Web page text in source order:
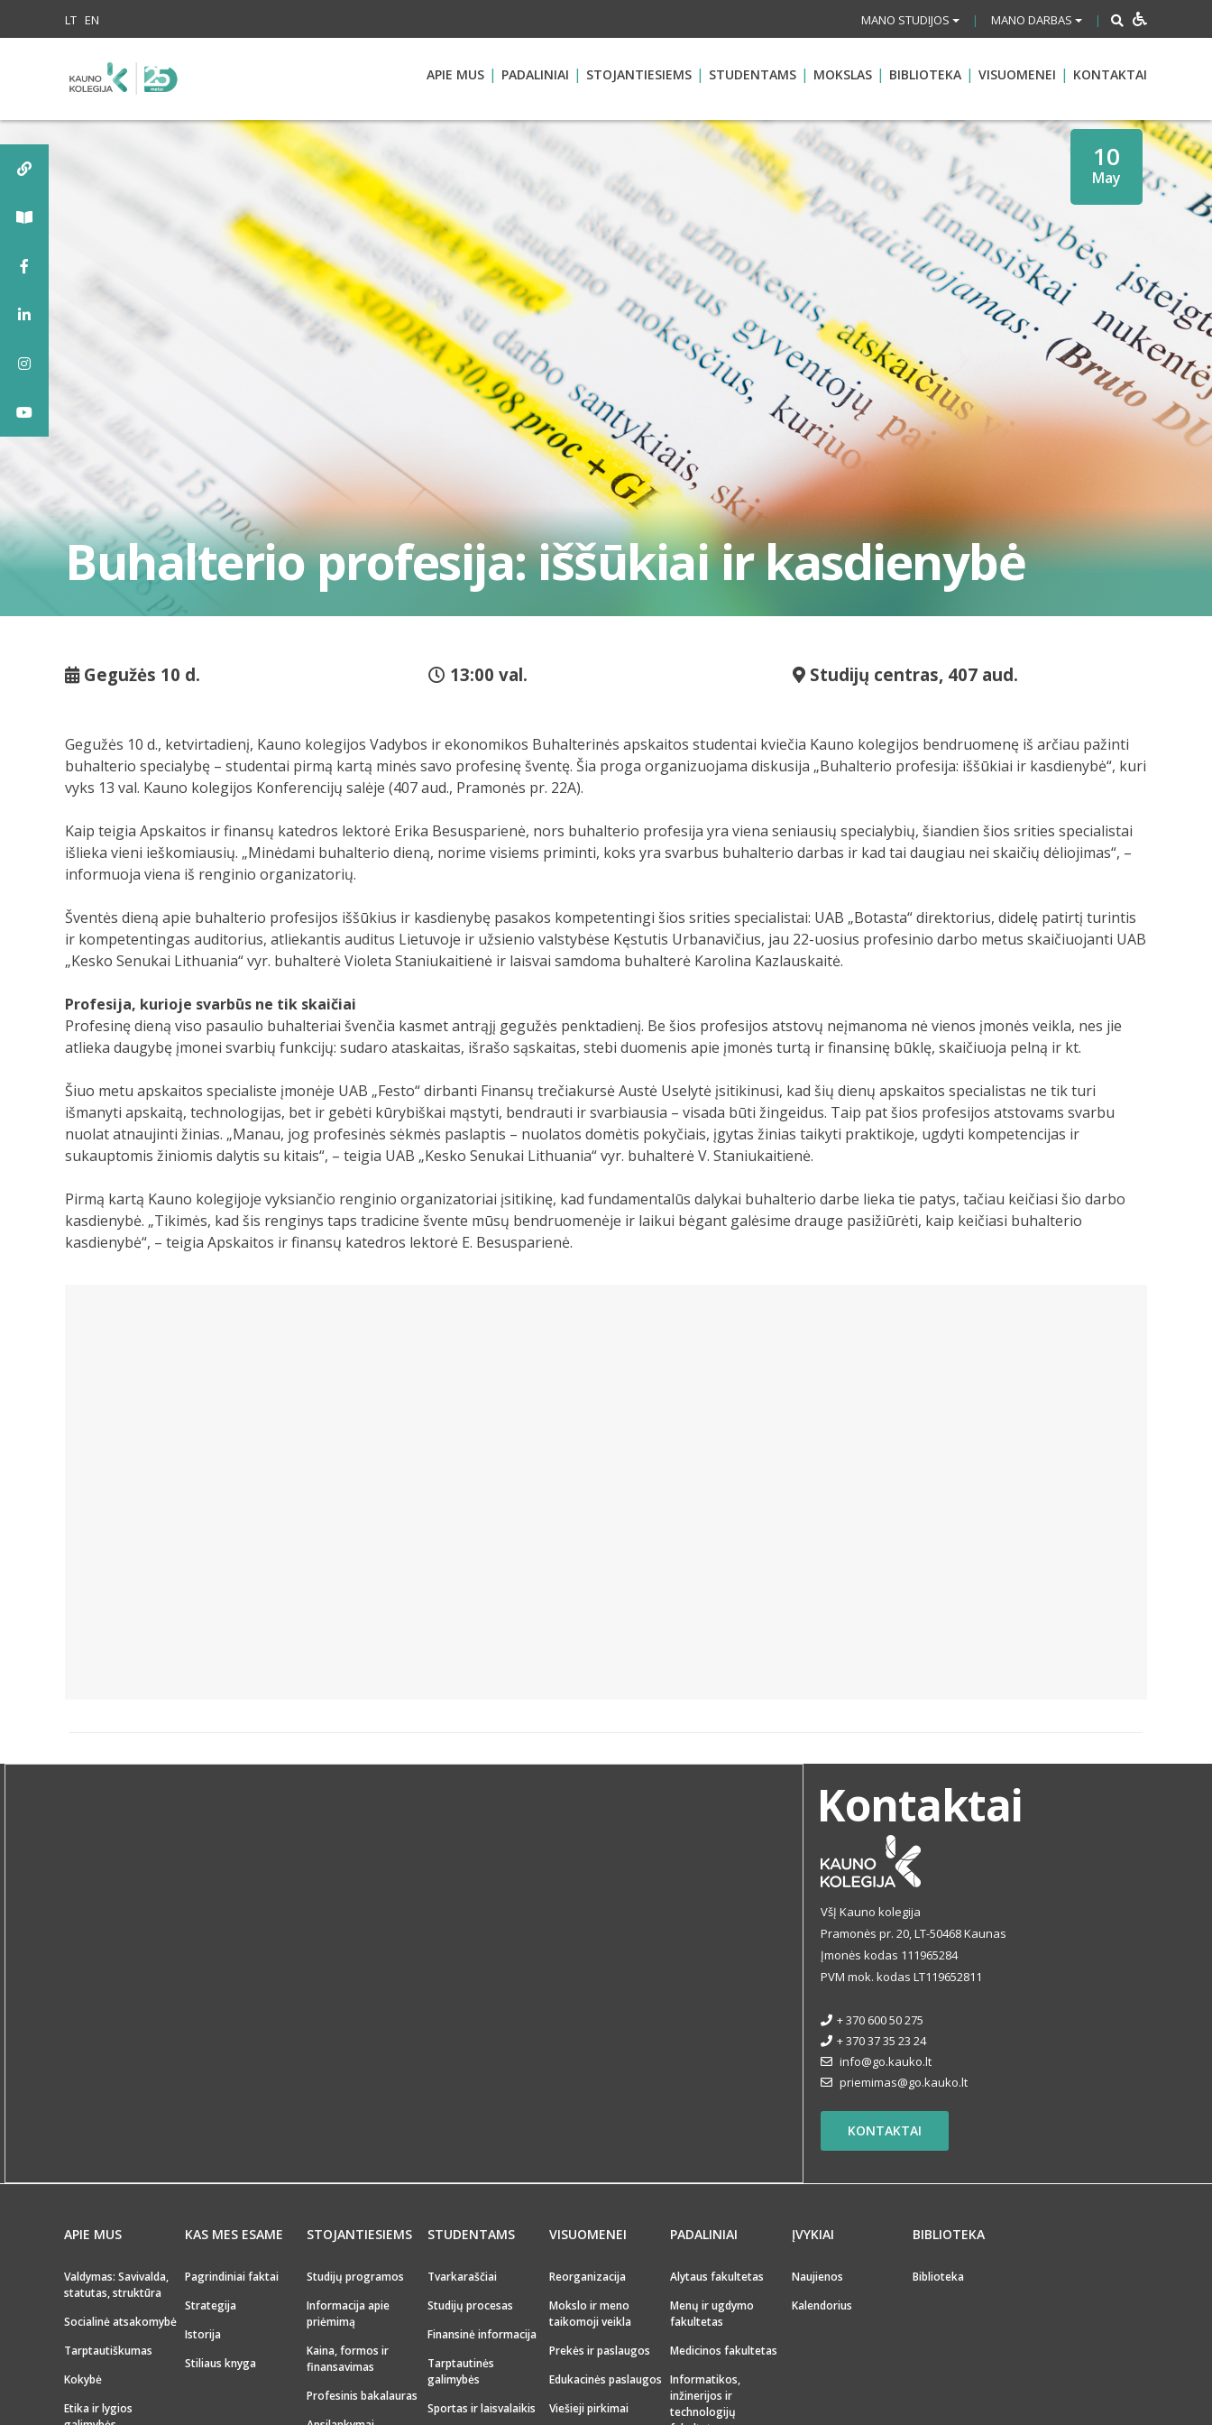
LT EN MANO STUDIJOS | MANO DARBAS |
APIE MUS PADALINIAI STOJANTIESIEMS STUDENTAMS MOKSLAS BIBLIOTEKA VISUOMENEI KONTAKTAI
10
May
Buhalterio profesija: iššūkiai ir kasdienybė
Gegužės 10 d. 13:00 val. Studijų centras, 407 aud.
Gegužės 10 d., ketvirtadienį, Kauno kolegijos Vadybos ir ekonomikos Buhalterinės apskaitos studentai kviečia Kauno kolegijos bendruomenę iš arčiau pažinti
buhalterio specialybę – studentai pirmą kartą minės savo profesinę šventę. Šia proga organizuojama diskusija „Buhalterio profesija: iššūkiai ir kasdienybė“, kuri
vyks 13 val. Kauno kolegijos Konferencijų salėje (407 aud., Pramonės pr. 22A).
Kaip teigia Apskaitos ir finansų katedros lektorė Erika Besusparienė, nors buhalterio profesija yra viena seniausių specialybių, šiandien šios srities specialistai
išlieka vieni ieškomiausių. „Minėdami buhalterio dieną, norime visiems priminti, koks yra svarbus buhalterio darbas ir kad tai daugiau nei skaičių dėliojimas“, –
informuoja viena iš renginio organizatorių.
Šventės dieną apie buhalterio profesijos iššūkius ir kasdienybę pasakos kompetentingi šios srities specialistai: UAB „Botasta“ direktorius, didelę patirtį turintis
ir kompetentingas auditorius, atliekantis auditus Lietuvoje ir užsienio valstybėse Kęstutis Urbanavičius, jau 22-uosius profesinio darbo metus skaičiuojanti UAB
„Kesko Senukai Lithuania“ vyr. buhalterė Violeta Staniukaitienė ir laisvai samdoma buhalterė Karolina Kazlauskaitė.
Profesija, kurioje svarbūs ne tik skaičiai
Profesinę dieną viso pasaulio buhalteriai švenčia kasmet antrąjį gegužės penktadienį. Be šios profesijos atstovų neįmanoma nė vienos įmonės veikla, nes jie
atlieka daugybę įmonei svarbių funkcijų: sudaro ataskaitas, išrašo sąskaitas, stebi duomenis apie įmonės turtą ir finansinę būklę, skaičiuoja pelną ir kt.
Šiuo metu apskaitos specialiste įmonėje UAB „Festo“ dirbanti Finansų trečiakursė Austė Uselytė įsitikinusi, kad šių dienų apskaitos specialistas ne tik turi
išmanyti apskaitą, technologijas, bet ir gebėti kūrybiškai mąstyti, bendrauti ir svarbiausia – visada būti žingeidus. Taip pat šios profesijos atstovams svarbu
nuolat atnaujinti žinias. „Manau, jog profesinės sėkmės paslaptis – nuolatos domėtis pokyčiais, įgytas žinias taikyti praktikoje, ugdyti kompetencijas ir
sukauptomis žiniomis dalytis su kitais“, – teigia UAB „Kesko Senukai Lithuania“ vyr. buhalterė V. Staniukaitienė.
Pirmą kartą Kauno kolegijoje vyksiančio renginio organizatoriai įsitikinę, kad fundamentalūs dalykai buhalterio darbe lieka tie patys, tačiau keičiasi šio darbo
kasdienybė. „Tikimės, kad šis renginys taps tradicine švente mūsų bendruomenėje ir laikui bėgant galėsime drauge pasižiūrėti, kaip keičiasi buhalterio
kasdienybė“, – teigia Apskaitos ir finansų katedros lektorė E. Besusparienė.
Kontaktai
VšĮ Kauno kolegija
Pramonės pr. 20, LT-50468 Kaunas
Įmonės kodas 111965284
PVM mok. kodas LT119652811
+ 370 600 50 275
+ 370 37 35 23 24
info@go.kauko.lt
priemimas@go.kauko.lt
KONTAKTAI
APIE MUS
Valdymas: Savivalda,
statutas, struktūra
Socialinė atsakomybė
Tarptautiškumas
Kokybė
Etika ir lygios
KAS MES ESAME
Pagrindiniai faktai
Strategija
Istorija
Stiliaus knyga
STOJANTIESIEMS
Studijų programos
Informacija apie
priėmimą
Kaina, formos ir
finansavimas
Profesinis bakalauras
STUDENTAMS
Tvarkaraščiai
Studijų procesas
Finansinė informacija
Tarptautinės
galimybės
Sportas ir laisvalaikis
VISUOMENEI
Reorganizacija
Mokslo ir meno
taikomoji veikla
Prekės ir paslaugos
Edukacinės paslaugos
Viešieji pirkimai
PADALINIAI
Alytaus fakultetas
Menų ir ugdymo
fakultetas
Medicinos fakultetas
Informatikos,
inžinerijos ir
technologijų
ĮVYKIAI
Naujienos
Kalendorius
BIBLIOTEKA
Biblioteka